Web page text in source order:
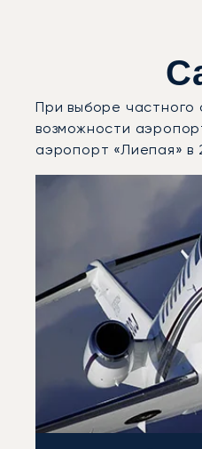
При выборе частного
возможности
аэропорт «Лиепая»
Международный
Фото воздушного судна